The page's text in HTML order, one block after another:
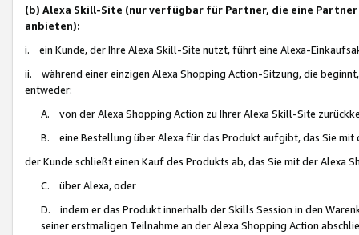
(b) Alexa Skill-Site (nur verfügbar für Partner, die eine
anbieten):
i. ein Kunde, der Ihre Alexa Skill-Site nutzt, führt eine Alexa-
ii. während einer einzigen Alexa Shopping Action-Sitzung, die
entweder:
A. von der Alexa Shopping Action zu Ihrer Alexa Skill-Site
B. eine Bestellung über Alexa für das Produkt aufgibt, das Sie mit
der Kunde schließt einen Kauf des Produkts ab, das Sie mit der Alexa
C. über Alexa, oder
D. indem er das Produkt innerhalb der Skills Session in den
seiner erstmaligen Teilnahme an der Alexa Shopping Action